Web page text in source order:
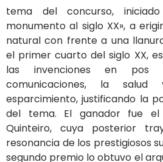
tema del concurso,
monumento al siglo XX», a
natural con frente a una
el primer cuarto del siglo XX,
las invenciones en pos
comunicaciones, la
esparcimiento, justificando la
del tema. El ganador fue el
Quinteiro, cuya posterior
resonancia de los prestigiosos
segundo premio lo obtuvo el